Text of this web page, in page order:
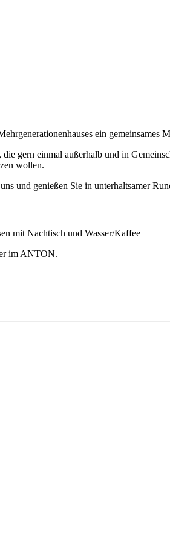
ein gemeinsames
gern einmal außerhalb und in
wollen.
und genießen Sie in unterhaltsamer
mit Nachtisch und Wasser/Kaffee
im ANTON.